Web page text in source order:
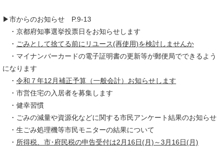
▶市からのお知らせ P.9-13
・京都府知事選挙投票日をお知らせします
​ ・ ごみとして捨てる前にリユース(再使用)を検討しませんか
​ ・マイナンバーカードの電子証明書の更新等が郵便局でできるよう
になります
​ ・ 令和７年12月補正予算（一般会計）お知らせします
・市営住宅の入居者を募集します
・健幸習慣
・ごみの減量や資源化などに関する市民アンケート結果のお知らせ
・生ごみ処理機等市民モニターの結果について
・ 所得税、市･府民税の申告受付は2月16日(月)～3月16日(月)